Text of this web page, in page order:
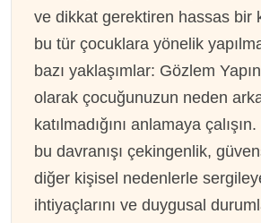
ve dikkat gerektiren hassas bir
bu tür çocuklara yönelik
bazı yaklaşımlar: Gözlem
olarak çocuğunuzun neden
katılmadığını anlamaya
bu davranışı çekingenlik,
diğer kişisel nedenlerle
ihtiyaçlarını ve duygusal